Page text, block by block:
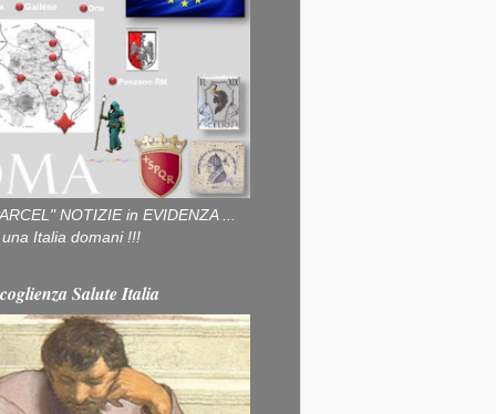
NOTIZIE in EVIDENZA ...
Italia domani !!!
Salute Italia